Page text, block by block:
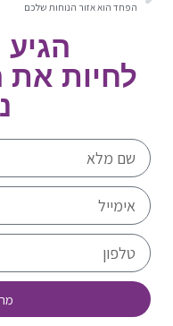
הפחד הוא אזור הנוחות שלכם
לחיות